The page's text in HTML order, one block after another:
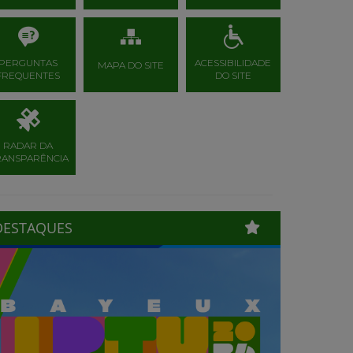
MAPA DO SITE
ACESSIBILIDADE
DO SITE
RADAR DA